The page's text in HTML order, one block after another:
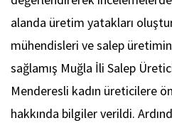
alanda üretim yatakları
mühendisleri ve salep
sağlamış Muğla İli Salep
Menderesli kadın üreticilere
hakkında bilgiler verildi.